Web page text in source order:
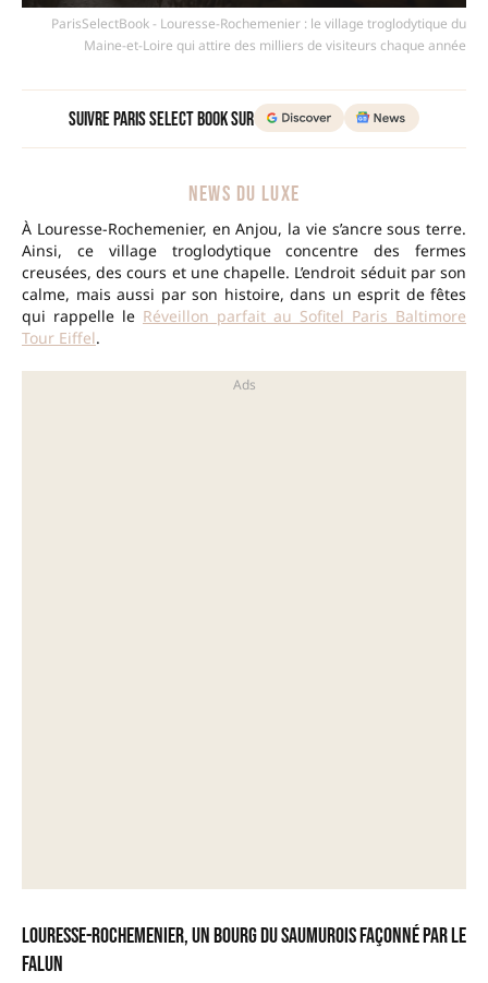
ParisSelectBook - Louresse-Rochemenier : le village troglodytique du
Maine-et-Loire qui attire des milliers de visiteurs chaque année
Suivre Paris Select Book sur
NEWS DU LUXE
À Louresse-Rochemenier, en Anjou, la vie s’ancre sous terre.
Ainsi, ce village troglodytique concentre des fermes
creusées, des cours et une chapelle. L’endroit séduit par son
calme, mais aussi par son histoire, dans un esprit de fêtes
qui rappelle le Réveillon parfait au Sofitel Paris Baltimore
Tour Eiffel.
Louresse-Rochemenier, un bourg du Saumurois façonné par le
falun